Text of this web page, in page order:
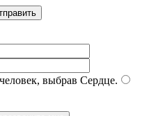
выбрав Сердце.